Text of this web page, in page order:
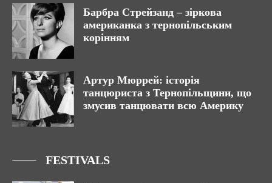
Барбра Стрейзанд – зіркова
американка з тернопільським
корінням
Артур Мюррей: історія
танцюриста з Тернопільщини, що
змусив танцювати всю Америку
FESTIVALS